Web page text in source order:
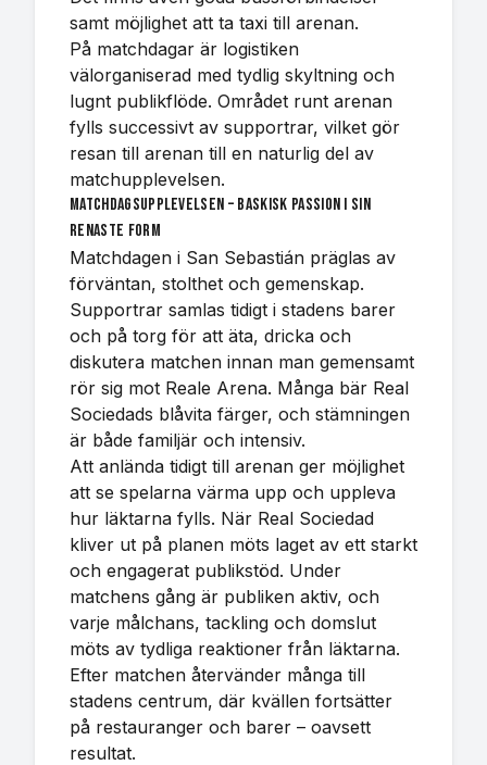
samt möjlighet att ta taxi till arenan.
På matchdagar är logistiken
välorganiserad med tydlig skyltning och
lugnt publikflöde. Området runt arenan
fylls successivt av supportrar, vilket gör
resan till arenan till en naturlig del av
matchupplevelsen.
Matchdagsupplevelsen – baskisk passion i sin
renaste form
Matchdagen i San Sebastián präglas av
förväntan, stolthet och gemenskap.
Supportrar samlas tidigt i stadens barer
och på torg för att äta, dricka och
diskutera matchen innan man gemensamt
rör sig mot Reale Arena. Många bär Real
Sociedads blåvita färger, och stämningen
är både familjär och intensiv.
Att anlända tidigt till arenan ger möjlighet
att se spelarna värma upp och uppleva
hur läktarna fylls. När Real Sociedad
kliver ut på planen möts laget av ett starkt
och engagerat publikstöd. Under
matchens gång är publiken aktiv, och
varje målchans, tackling och domslut
möts av tydliga reaktioner från läktarna.
Efter matchen återvänder många till
stadens centrum, där kvällen fortsätter
på restauranger och barer – oavsett
resultat.